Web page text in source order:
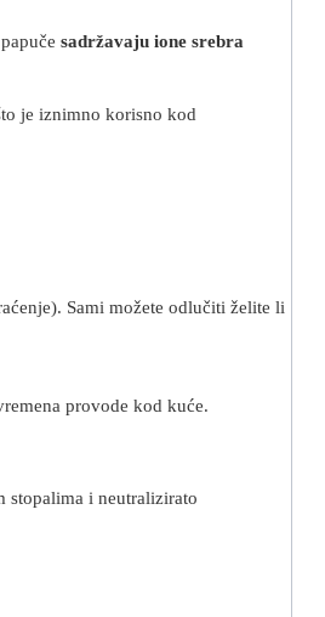
sadržavaju ione srebra
je iznimno korisno kod
provode kod kuće.
stopalima i neutralizirato
Sami možete odlučiti želite li